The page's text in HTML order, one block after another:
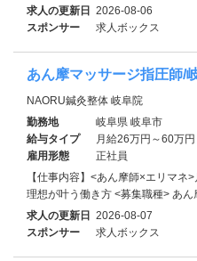
求人の更新日 2026-08-06
スポンサー
求人ボックス
あん摩マッサージ指圧師/
NAORU鍼灸整体 岐阜院
勤務地
岐阜県 岐阜市
給与タイプ
月給26万円～60万円
雇用形態
正社員
【仕事内容】<あん摩師×エリマ
理想が叶う働き方 <募集職種> あん
求人の更新日 2026-08-07
スポンサー
求人ボックス